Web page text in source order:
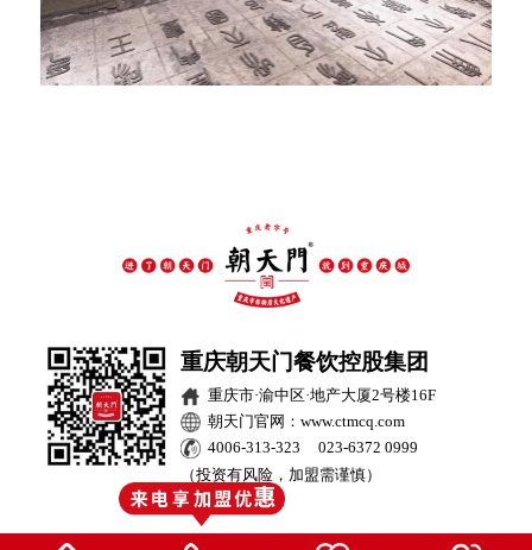
重庆朝天门餐饮控股集团
重庆市·渝中区·地产大厦2号楼16F
朝天门官网：www.ctmcq.com
4006-313-323 023-6372 0999
（投资有风险，加盟需谨慎）